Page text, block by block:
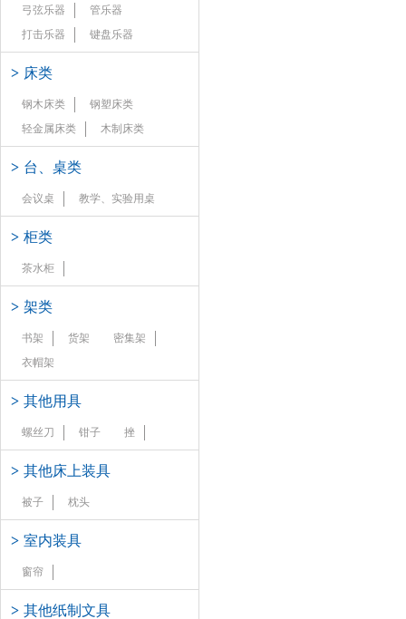
弓弦乐器
管乐器
打击乐器
键盘乐器
> 床类
钢木床类
钢塑床类
轻金属床类
木制床类
> 台、桌类
会议桌 教学、实验用桌
> 柜类
茶水柜
> 架类
书架 货架
密集架
衣帽架
> 其他用具
螺丝刀 钳子 挫
> 其他床上装具
被子 枕头
> 室内装具
窗帘
> 其他纸制文具